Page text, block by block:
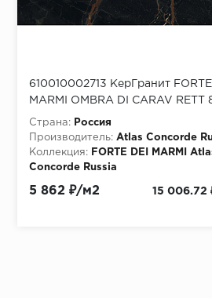
610010002713 КерГранит FORTE
MARMI OMBRA DI CARAV RETT
см
Страна:
Россия
Производитель: Atlas Concorde
Коллекция:
FORTE DEI MARMI
Concorde Russia
5 862 ₽/м2 15 006.72